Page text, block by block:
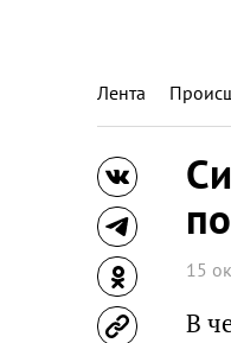
Лента
15
В